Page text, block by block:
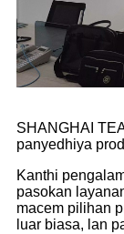
SHANGHAI
panyedhiya
Kanthi
pasokan
macem pilihan
luar biasa, lan